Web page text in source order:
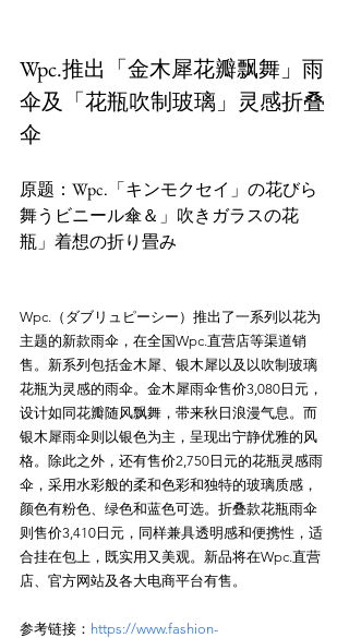
Wpc.推出「金木犀花瓣飘舞」雨
伞及「花瓶吹制玻璃」灵感折叠
伞
原题：Wpc.「キンモクセイ」の花びら
舞うビニール傘＆」吹きガラスの花
Wpc.（ダブリュピーシー）推出了一系列以花为
主题的新款雨伞，在全国Wpc.直营店等渠道销
售。新系列包括金木犀、银木犀以及以吹制玻璃
花瓶为灵感的雨伞。金木犀雨伞售价3,080日元，
设计如同花瓣随风飘舞，带来秋日浪漫气息。而
银木犀雨伞则以银色为主，呈现出宁静优雅的风
格。除此之外，还有售价2,750日元的花瓶灵感雨
伞，采用水彩般的柔和色彩和独特的玻璃质感，
颜色有粉色、绿色和蓝色可选。折叠款花瓶雨伞
则售价3,410日元，同样兼具透明感和便携性，适
合挂在包上，既实用又美观。新品将在Wpc.直营
参考链接： https://www.fashion-